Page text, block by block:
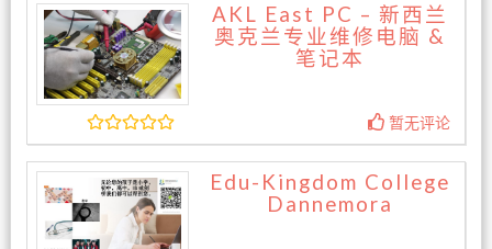
AKL East PC – 新西兰
奥克兰专业维修电脑 &
笔记本
暂无评论
Edu-Kingdom College
Dannemora